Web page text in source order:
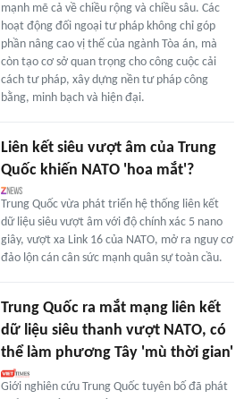
mạnh mẽ cả về chiều rộng và chiều sâu. Các
hoạt động đối ngoại tư pháp không chỉ góp
phần nâng cao vị thế của ngành Tòa án, mà
còn tạo cơ sở quan trọng cho công cuộc cải
cách tư pháp, xây dựng nền tư pháp công
bằng, minh bạch và hiện đại.
Liên kết siêu vượt âm của Trung
Quốc khiến NATO 'hoa mắt'?
Trung Quốc vừa phát triển hệ thống liên kết
dữ liệu siêu vượt âm với độ chính xác 5 nano
giây, vượt xa Link 16 của NATO, mở ra nguy cơ
đảo lộn cán cân sức mạnh quân sự toàn cầu.
Trung Quốc ra mắt mạng liên kết
dữ liệu siêu thanh vượt NATO, có
thể làm phương Tây 'mù thời gian'
Giới nghiên cứu Trung Quốc tuyên bố đã phát